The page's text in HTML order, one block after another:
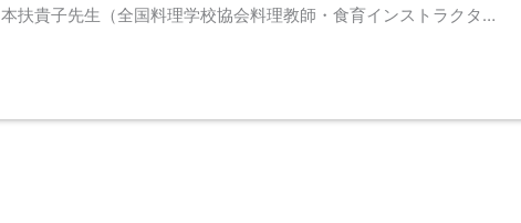
本扶貴子先生（全国料理学校協会料理教師・食育インストラクタ…